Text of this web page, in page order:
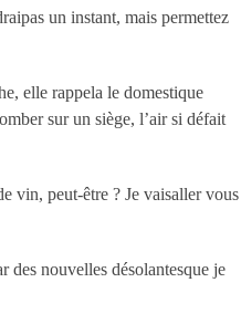
un instant, mais permettez
elle rappela le domestique
sur un siège, l’air si défait
vin, peut-être ? Je vaisaller vous
des nouvelles désolantesque je